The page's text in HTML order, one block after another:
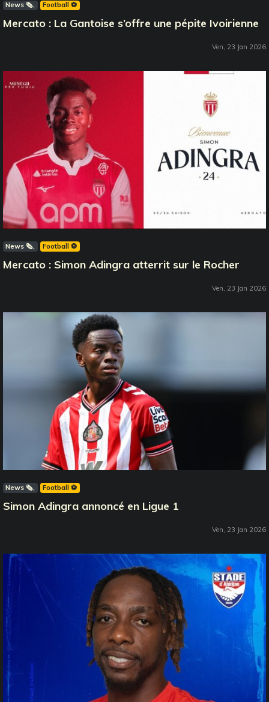
News 🗞️ Football ⚽️
Mercato : La Gantoise s’offre une pépite Ivoirienne
Ven, 23 Jan 2026
News 🗞️ Football ⚽️
Mercato : Simon Adingra atterrit sur le Rocher
Ven, 23 Jan 2026
News 🗞️ Football ⚽️
Simon Adingra annoncé en Ligue 1
Ven, 23 Jan 2026